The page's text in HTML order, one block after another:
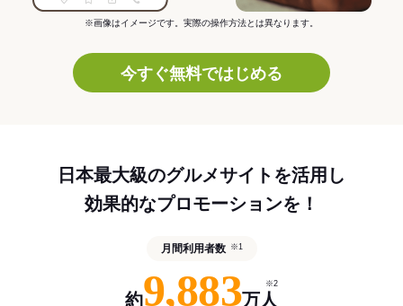
※画像はイメージです。実際の操作方法とは異なります。
今すぐ無料ではじめる
日本最大級のグルメサイトを活用し
効果的なプロモーションを！
月間利用者数 ※1
約9,883万人
※2